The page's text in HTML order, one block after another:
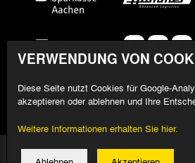
© 2026 Alemannia Aachen - Alle
VERWENDUNG VON
Diese Seite nutzt Cookies für Google-
akzeptieren oder ablehnen und Ihre
Weitere Informationen erhalten Sie hier.